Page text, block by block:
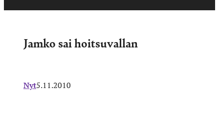
Jamko sai hoitsuvallan
Nyt5.11.2010